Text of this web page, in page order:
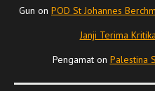
Gun on POD St Johannes
Janji Terima
Pengamaton Palestina